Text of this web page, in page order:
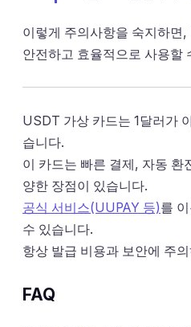
이렇게 주의사항을 숙지하면
안전하고 효율적으로 사용할
USDT 가상 카드는 1달러가
습니다.
이 카드는 빠른 결제, 자동 환
양한 장점이 있습니다.
공식 서비스(UUPAY 등)를
수 있습니다.
항상 발급 비용과 보안에 주
FAQ